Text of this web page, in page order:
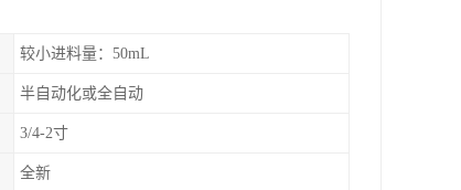
较小进料量：50mL
半自动化或全自动
3/4-2寸
全新